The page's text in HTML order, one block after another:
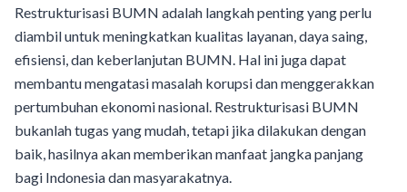
Restrukturisasi BUMN adalah langkah penting yang perlu
diambil untuk meningkatkan kualitas layanan, daya saing,
efisiensi, dan keberlanjutan BUMN. Hal ini juga dapat
membantu mengatasi masalah korupsi dan menggerakkan
pertumbuhan ekonomi nasional. Restrukturisasi BUMN
bukanlah tugas yang mudah, tetapi jika dilakukan dengan
baik, hasilnya akan memberikan manfaat jangka panjang
bagi Indonesia dan masyarakatnya.